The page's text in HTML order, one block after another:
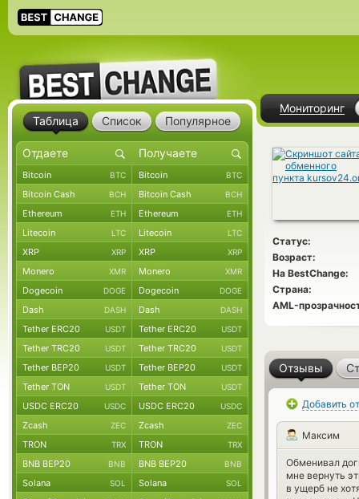
Мониторинг
Статус:
Возраст:
На BestChange:
Страна:
AML-
Отзывы
Добавить
Максим
Обменивал
мне вернуть
в ущерб не
Таблица Список Популярное
Bitcoin BTC Bitcoin BTC
Bitcoin Cash BCH Bitcoin Cash BCH
Ethereum ETH Ethereum ETH
Litecoin LTC Litecoin LTC
XRP XRP XRP XRP
Monero XMR Monero XMR
Dogecoin DOGE Dogecoin DOGE
Dash DASH Dash DASH
Tether ERC20 USDT Tether ERC20 USDT
Tether TRC20 USDT Tether TRC20 USDT
Tether BEP20 USDT Tether BEP20 USDT
Tether TON USDT Tether TON USDT
USDC ERC20 USDC USDC ERC20 USDC
Zcash ZEC Zcash ZEC
TRON TRX TRON TRX
BNB BEP20 BNB BNB BEP20 BNB
Solana SOL Solana SOL